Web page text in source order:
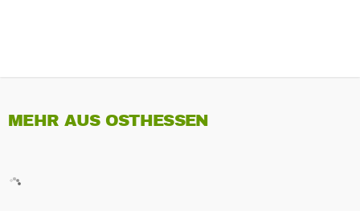
MEHR AUS OSTHESSEN